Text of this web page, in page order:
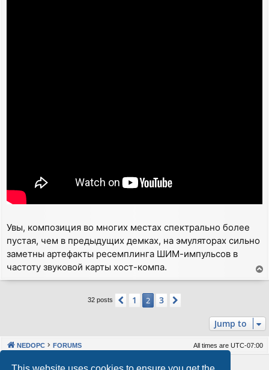
Увы, композиция во многих местах спектрально более
пустая, чем в предыдущих демках, на эмуляторах сильно
заметны артефакты ресемплинга ШИМ-импульсов в
частоту звуковой карты хост-компа.
o
32 posts Previous
1 2 3
Jump to
NEDOPC FORUMS All times are UTC-07:00
Powered by phpBB® Forum Software © phpBB Limited